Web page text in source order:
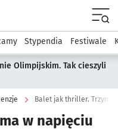
Kultura
Stypendia Festiwale
Olimpijskim. Tak cieszyli
Balet jak thriller. Trzyma
w napięciu